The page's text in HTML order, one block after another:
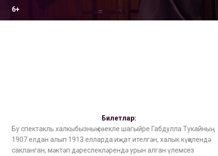
6+
Бу спектакль халкыбызның сөекле шагыйре Габдулла Тукайның
1907 елдан алып 1913 елларда иҗат ителгән, халык күңелендә
сакланган, мәктәп дәреслекләрендә урын алган үлемсез
Билетлар: